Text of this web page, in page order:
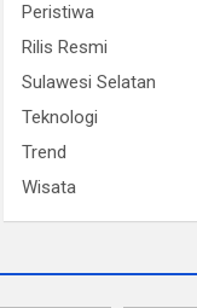
Peristiwa
Rilis Resmi
Sulawesi Selatan
Teknologi
Trend
Wisata